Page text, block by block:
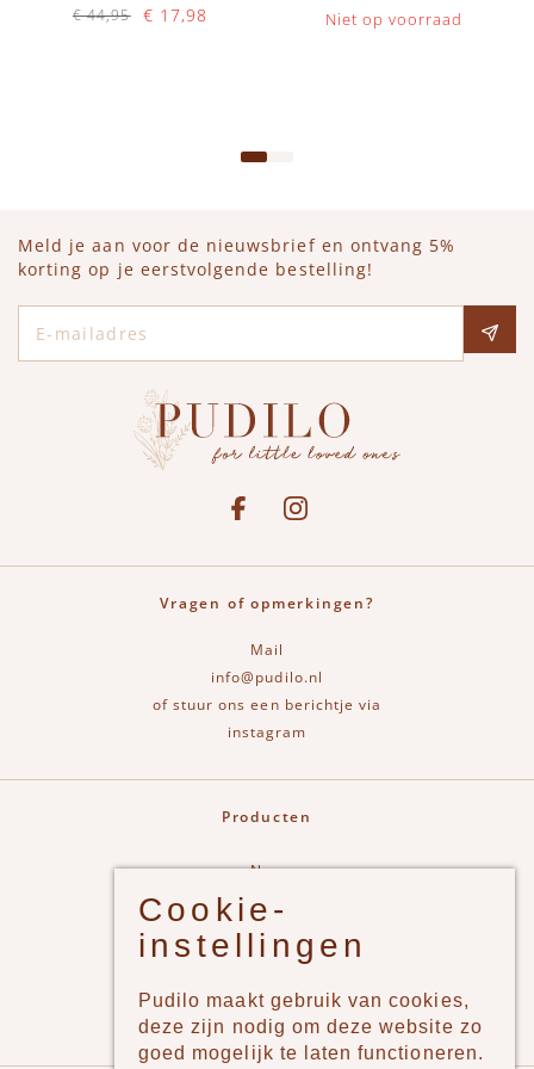
€ 17,98
€ 44,95 Niet op voorraad
Meld je aan voor de nieuwsbrief en ontvang 5%
korting op je eerstvolgende bestelling!
See our FacebookBekijk onze Instagram pagina
Vragen of opmerkingen?
Mail
info@pudilo.nl
of stuur ons een berichtje via
instagram
Producten
New
Jongens
Meisjes
Merken
Cookie-
instellingen
Pudilo maakt gebruik van cookies,
deze zijn nodig om deze website zo
goed mogelijk te laten functioneren.